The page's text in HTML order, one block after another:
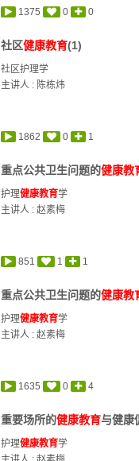
1375 0 0
社区健康教育(1)
社区护理学
主讲人 : 陈栋炜
1862 0 1
重点公共卫生问题的健康教
护理健康教育学
主讲人 :赵素梅
851 1 1
重点公共卫生问题的健康教
护理健康教育学
主讲人 :赵素梅
1635 0 4
重要场所的健康教育与健康
护理健康教育学